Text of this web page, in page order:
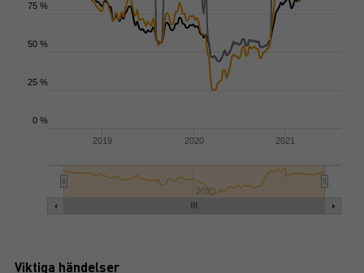
2019 2020 2021
2020
0 %
25 %
50 %
75 %
Viktiga händelser